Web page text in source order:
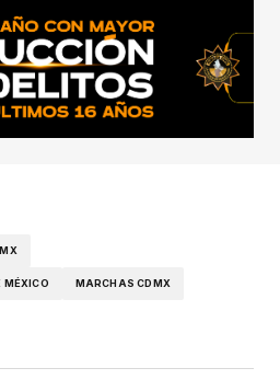
MÉXICO MARCHAS CDMX